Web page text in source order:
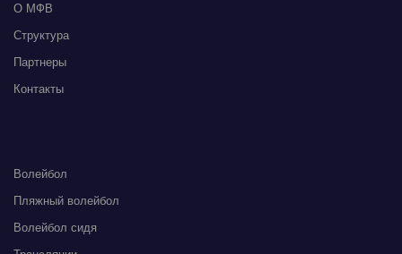
О МФВ
Структура
Партнеры
Контакты
Волейбол
Пляжный волейбол
Волейбол сидя